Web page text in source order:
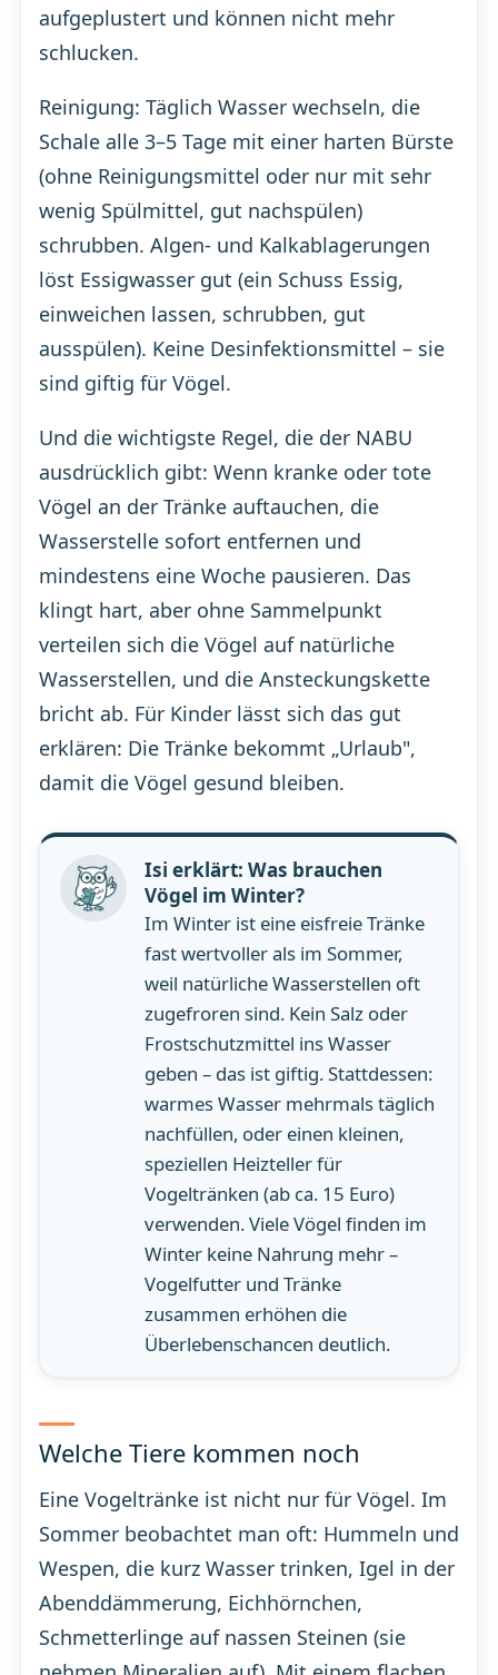
aufgeplustert und können nicht mehr
schlucken.
Reinigung: Täglich Wasser wechseln, die
Schale alle 3–5 Tage mit einer harten Bürste
(ohne Reinigungsmittel oder nur mit sehr
wenig Spülmittel, gut nachspülen)
schrubben. Algen- und Kalkablagerungen
löst Essigwasser gut (ein Schuss Essig,
einweichen lassen, schrubben, gut
ausspülen). Keine Desinfektionsmittel – sie
sind giftig für Vögel.
Und die wichtigste Regel, die der NABU
ausdrücklich gibt: Wenn kranke oder tote
Vögel an der Tränke auftauchen, die
Wasserstelle sofort entfernen und
mindestens eine Woche pausieren. Das
klingt hart, aber ohne Sammelpunkt
verteilen sich die Vögel auf natürliche
Wasserstellen, und die Ansteckungskette
bricht ab. Für Kinder lässt sich das gut
erklären: Die Tränke bekommt „Urlaub",
damit die Vögel gesund bleiben.
Isi erklärt: Was brauchen
Vögel im Winter?
Im Winter ist eine eisfreie Tränke
fast wertvoller als im Sommer,
weil natürliche Wasserstellen oft
zugefroren sind. Kein Salz oder
Frostschutzmittel ins Wasser
geben – das ist giftig. Stattdessen:
warmes Wasser mehrmals täglich
nachfüllen, oder einen kleinen,
speziellen Heizteller für
Vogeltränken (ab ca. 15 Euro)
verwenden. Viele Vögel finden im
Winter keine Nahrung mehr –
Vogelfutter und Tränke
zusammen erhöhen die
Überlebenschancen deutlich.
Welche Tiere kommen noch
Eine Vogeltränke ist nicht nur für Vögel. Im
Sommer beobachtet man oft: Hummeln und
Wespen, die kurz Wasser trinken, Igel in der
Abenddämmerung, Eichhörnchen,
Schmetterlinge auf nassen Steinen (sie